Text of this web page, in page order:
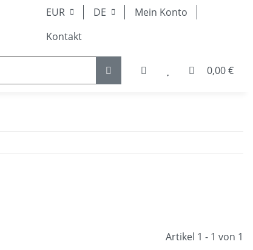
EUR DE
Mein Konto
Kontakt
0,00 €
Kugellager & Lineartechnik Pneumatik
Artikel 1 - 1 von 1